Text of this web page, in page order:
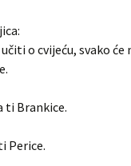
o cvijeću, svako će
ti Brankice.
Perice.